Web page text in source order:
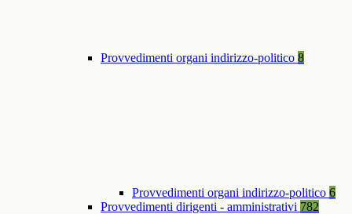
Provvedimenti organi indirizzo-politico 8
Provvedimenti organi indirizzo-politico 6
Provvedimenti dirigenti - amministrativi 782